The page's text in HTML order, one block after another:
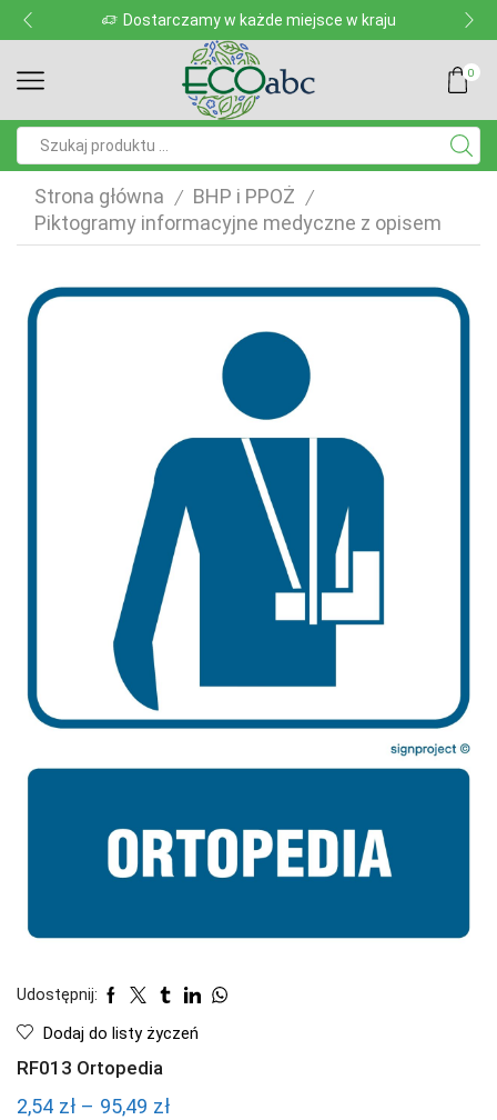
Dostarczamy w każde miejsce w kraju
0
Strona główna / BHP i PPOŻ /
Piktogramy informacyjne medyczne z opisem
Udostępnij:
Dodaj do listy życzeń
RF013 Ortopedia
2,54 zł – 95,49 złZakres